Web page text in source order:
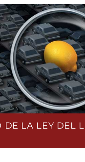
DE LA LEY DEL